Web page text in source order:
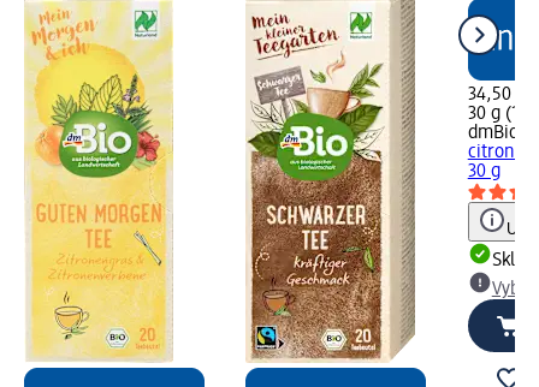
34,50 Kč
30 g
dmBio
30 g